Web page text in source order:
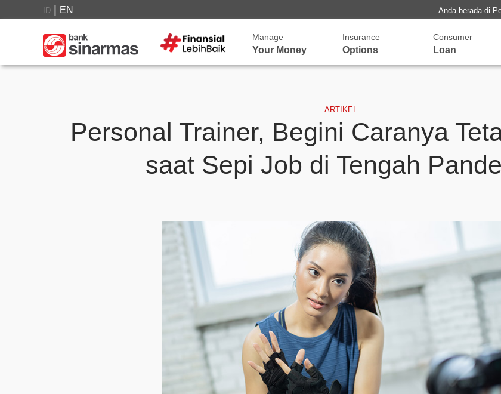
ID EN Anda berada di
Manage
Your Money
Insurance
Options
Consumer
Loan
ARTIKEL
Personal Trainer, Begini Caranya
saat Sepi Job di Tengah